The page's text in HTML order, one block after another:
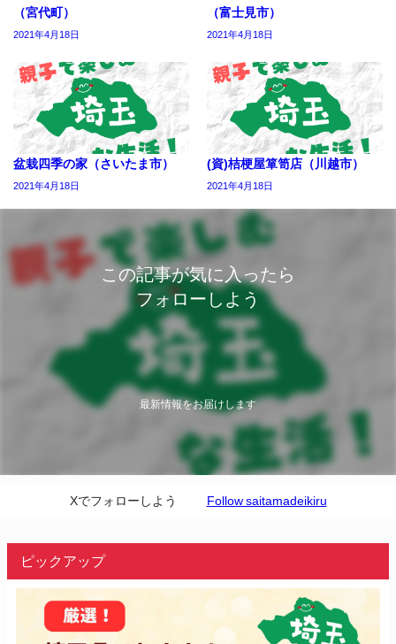
（宮代町）
2021年4月18日
（富士見市）
2021年4月18日
盆栽四季の家（さいたま市）
2021年4月18日
(資)桔梗屋箪笥店（川越市）
2021年4月18日
この記事が気に入ったら
フォローしよう
最新情報をお届けします
Xでフォローしよう Follow saitamadeikiru
ピックアップ